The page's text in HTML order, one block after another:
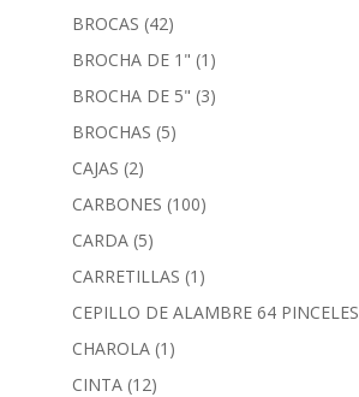
BROCAS (42)
BROCHA DE 1" (1)
BROCHA DE 5" (3)
BROCHAS (5)
CAJAS (2)
CARBONES (100)
CARDA (5)
CARRETILLAS (1)
CEPILLO DE ALAMBRE 64 PINCELES
CHAROLA (1)
CINTA (12)